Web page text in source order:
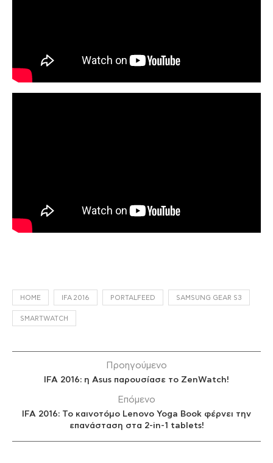
HOME IFA 2016 PORTALFEED SAMSUNG GEAR S3
SMARTWATCH
Προηγούμενο
IFA 2016: η Asus παρουσίασε το ZenWatch!
Επόμενο
IFA 2016: To καινοτόμο Lenovo Yoga Book φέρνει την
επανάσταση στα 2-in-1 tablets!